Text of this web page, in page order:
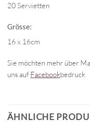
20 Servietten
Grösse:
16 x 16cm
Sie möchten mehr über
uns auf Facebookbedruck
ÄHNLICHE